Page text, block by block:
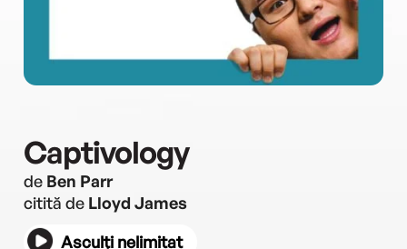
Captivology
de Ben Parr
citită de Lloyd James
Asculți nelimitat